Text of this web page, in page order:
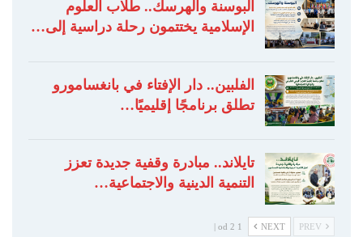
البوسنة والهرسك.. طلاب العلوم
الإسلامية يختتمون رحلة دراسية إلى…
الفلبين.. دار الإفتاء في بانغسامورو
تطلق برنامجًا إقليميًا…
تايلاند.. مبادرة وقفية جديدة تعزز
التنمية الدينية والاجتماعية…
NEXT
1 od 2 |